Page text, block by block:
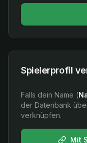
Spielerprofil
Falls dein Name (
der Datenbank
verknüpfen.
Mit